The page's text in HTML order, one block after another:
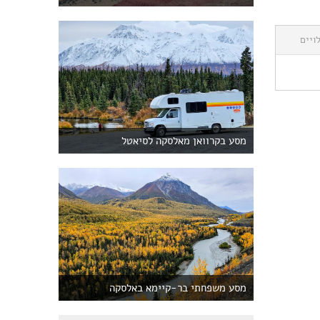
מסע בקרוואן מאלסקה לסיאטל
מסע משפחתי בר-קיימא באלסקה